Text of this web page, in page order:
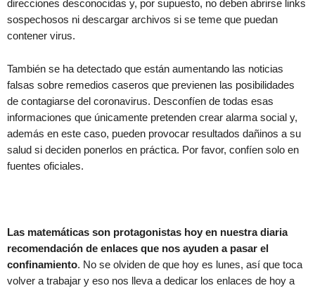
direcciones desconocidas y, por supuesto, no deben abrirse links
sospechosos ni descargar archivos si se teme que puedan
contener virus.
También se ha detectado que están aumentando las noticias
falsas sobre remedios caseros que previenen las posibilidades
de contagiarse del coronavirus. Desconfíen de todas esas
informaciones que únicamente pretenden crear alarma social y,
además en este caso, pueden provocar resultados dañinos a su
salud si deciden ponerlos en práctica. Por favor, confíen solo en
fuentes oficiales.
Las matemáticas son protagonistas hoy en nuestra diaria
recomendación de enlaces que nos ayuden a pasar el
confinamiento. No se olviden de que hoy es lunes, así que toca
volver a trabajar y eso nos lleva a dedicar los enlaces de hoy a